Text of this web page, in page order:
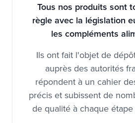
Tous nos produits sont
règle avec la législation
les compléments
Ils ont fait l'objet de
auprès des autorités
répondent à un cahier
précis et subissent de
de qualité à chaque